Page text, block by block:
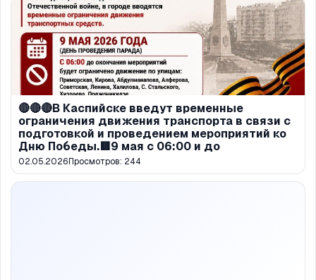
🔴🔴🔴В Каспийске введут временные
ограничения движения транспорта в связи с
подготовкой и проведением мероприятий ко
Дню Победы.🟥9 мая с 06:00 и до
02.05.2026Просмотров: 244